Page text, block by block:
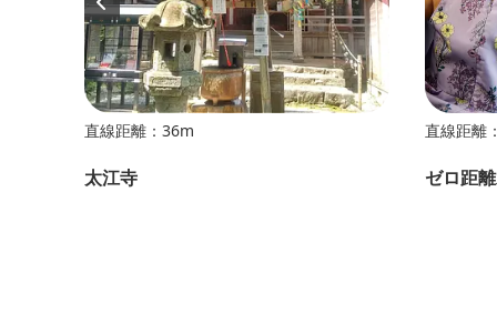
直線距離：36m
太江寺
直線距離
ゼロ距